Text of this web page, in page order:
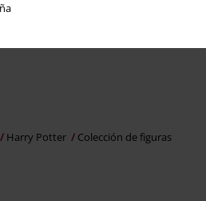
Harry Potter Colección de figuras